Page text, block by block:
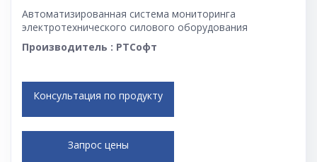
Автоматизированная система мониторинга
электротехнического силового оборудования
Производитель : РТСофт
Консультация по продукту
Запрос цены